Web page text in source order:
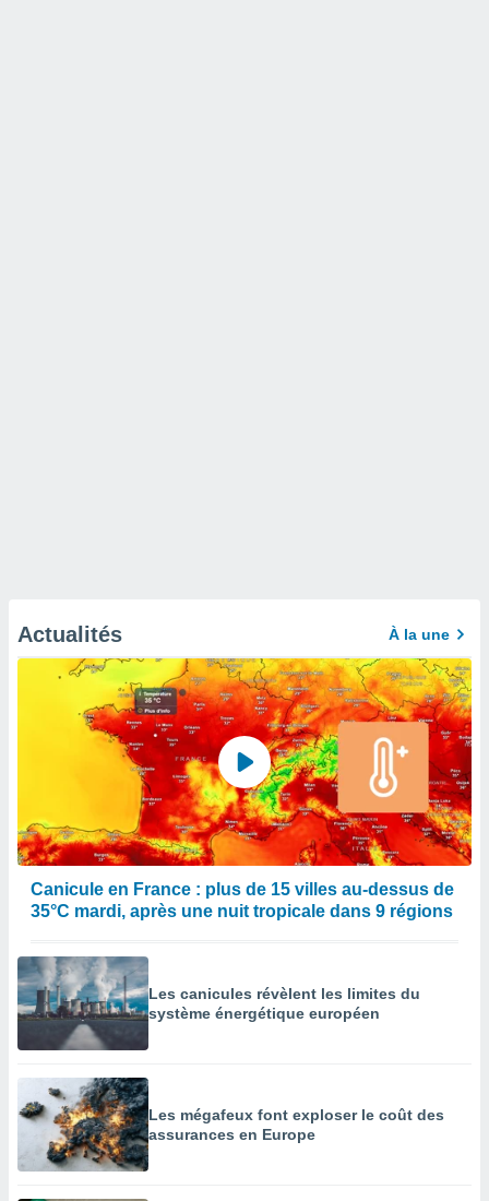
Actualités À la une
Canicule en France : plus de 15 villes au-dessus de
35°C mardi, après une nuit tropicale dans 9 régions
Les canicules révèlent les limites du
système énergétique européen
Les mégafeux font exploser le coût des
assurances en Europe